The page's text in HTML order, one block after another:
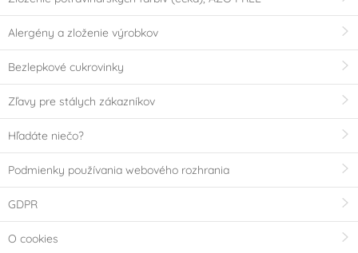
Alergény a zloženie výrobkov
Bezlepkové cukrovinky
Zľavy pre stálych zákazníkov
Hľadáte niečo?
Podmienky používania webového rozhrania
GDPR
O cookies